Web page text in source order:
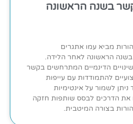
בשנה הראשונה
מביא עמו אתגרים
הראשונה לאחר הלידה.
הדינמיים המתרחשים בקשר
להתמודדות עם עייפות
לשמור על אינטימיות
את הדרכים לבסס שותפות חזקה
בצורה המיטבית.